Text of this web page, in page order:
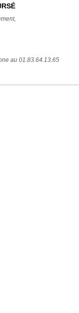
au 01.83.64.13.65